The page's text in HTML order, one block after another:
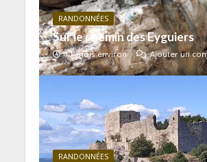
RANDONNÉES
Sur le chemin des Eyguiers
11 mois environ Ajouter un
RANDONNÉES